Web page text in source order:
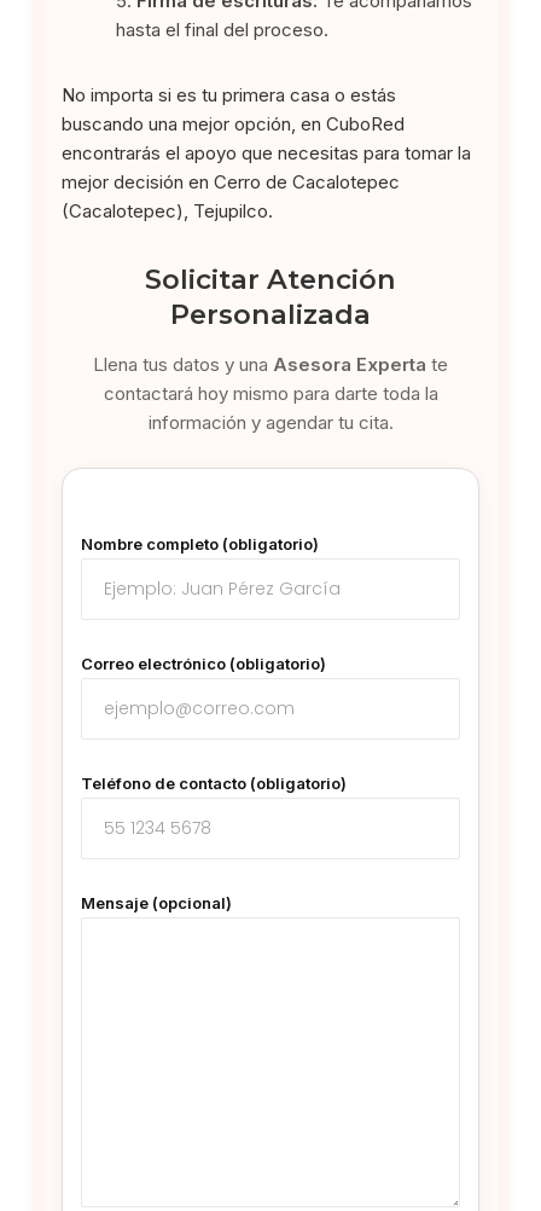
hasta el final del proceso.
No importa si es tu primera casa o estás
buscando una mejor opción, en CuboRed
encontrarás el apoyo que necesitas para tomar la
mejor decisión en Cerro de Cacalotepec
(Cacalotepec), Tejupilco.
Solicitar Atención
Personalizada
Llena tus datos y una Asesora Experta te
contactará hoy mismo para darte toda la
información y agendar tu cita.
Nombre completo (obligatorio)
Correo electrónico (obligatorio)
Teléfono de contacto (obligatorio)
Mensaje (opcional)